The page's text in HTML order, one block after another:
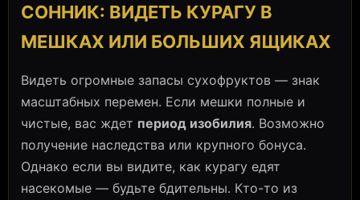
СОННИК: ВИДЕТЬ КУРАГУ В
МЕШКАХ ИЛИ БОЛЬШИХ ЯЩИКАХ
Видеть огромные запасы сухофруктов — знак
масштабных перемен. Если мешки полные и
чистые, вас ждет период изобилия. Возможно
получение наследства или крупного бонуса.
Однако если вы видите, как курагу едят
насекомые — будьте бдительны. Кто-то из